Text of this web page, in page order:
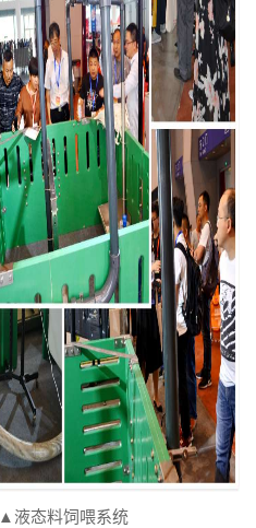
▲液态料饲喂系统